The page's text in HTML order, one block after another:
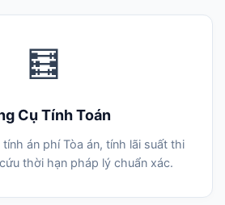
🧮
Cụ Tính Toán
án phí Tòa án, tính lãi suất thi
thời hạn pháp lý chuẩn xác.